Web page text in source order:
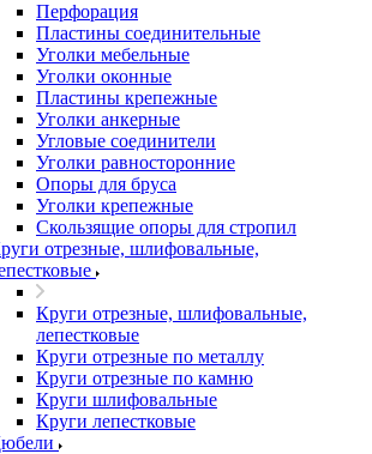
Перфорация
Пластины соединительные
Уголки мебельные
Уголки оконные
Пластины крепежные
Уголки анкерные
Угловые соединители
Уголки равносторонние
Опоры для бруса
Уголки крепежные
Скользящие опоры для стропил
отрезные, шлифовальные,
Круги отрезные, шлифовальные,
лепестковые
Круги отрезные по металлу
Круги отрезные по камню
Круги шлифовальные
Круги лепестковые